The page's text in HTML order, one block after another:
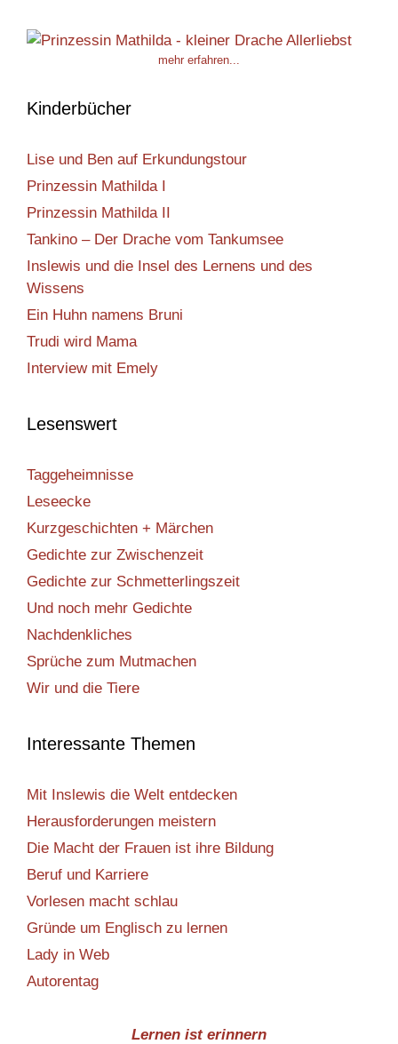
mehr erfahren...
Kinderbücher
Lise und Ben auf Erkundungstour
Prinzessin Mathilda I
Prinzessin Mathilda II
Tankino – Der Drache vom Tankumsee
Inslewis und die Insel des Lernens und des
Wissens
Ein Huhn namens Bruni
Trudi wird Mama
Interview mit Emely
Lesenswert
Taggeheimnisse
Leseecke
Kurzgeschichten + Märchen
Gedichte zur Zwischenzeit
Gedichte zur Schmetterlingszeit
Und noch mehr Gedichte
Nachdenkliches
Sprüche zum Mutmachen
Wir und die Tiere
Interessante Themen
Mit Inslewis die Welt entdecken
Herausforderungen meistern
Die Macht der Frauen ist ihre Bildung
Beruf und Karriere
Vorlesen macht schlau
Gründe um Englisch zu lernen
Lady in Web
Autorentag
Lernen ist erinnern